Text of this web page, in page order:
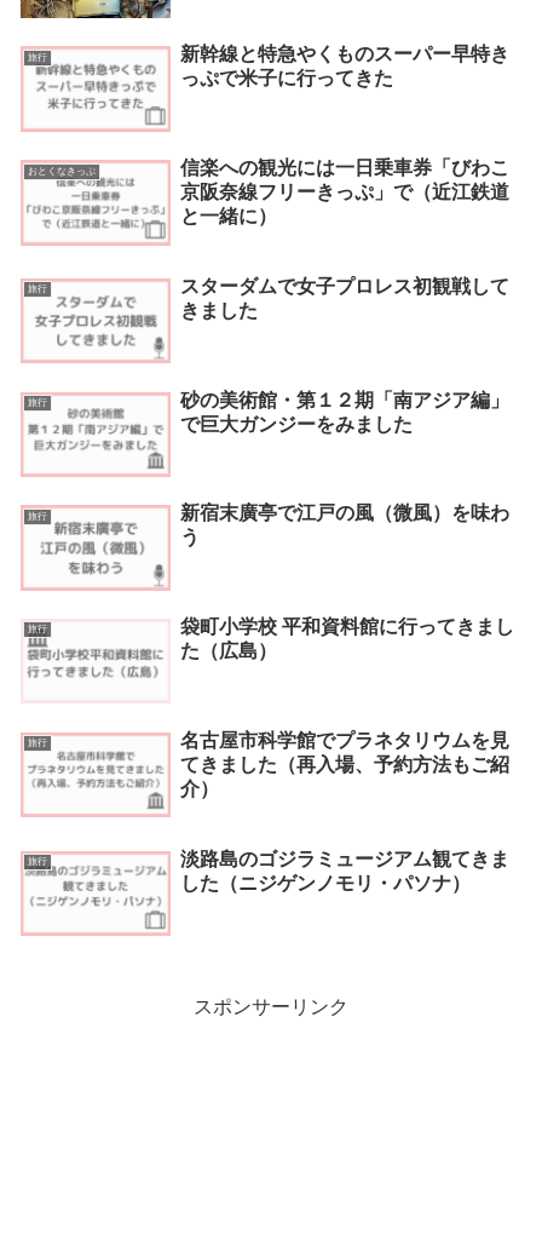
旅行
新幹線と特急やくものスーパー早特き
っぷで米子に行ってきた
おとくなきっぷ
信楽への観光には一日乗車券「びわこ
京阪奈線フリーきっぷ」で（近江鉄道
と一緒に）
旅行
スターダムで女子プロレス初観戦して
きました
旅行
砂の美術館・第１２期「南アジア編」
で巨大ガンジーをみました
旅行
新宿末廣亭で江戸の風（微風）を味わ
う
旅行
袋町小学校 平和資料館に行ってきまし
た（広島）
旅行
名古屋市科学館でプラネタリウムを見
てきました（再入場、予約方法もご紹
介）
旅行
淡路島のゴジラミュージアム観てきま
した（ニジゲンノモリ・パソナ）
スポンサーリンク